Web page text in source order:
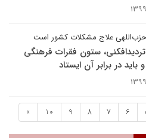
علاج مشکلات کشور است
تردیدافکنی، ستون فقرات فرهنگی
در برابر آن ایستاد
6
7
8
9
10
»